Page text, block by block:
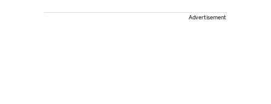
Advertisement